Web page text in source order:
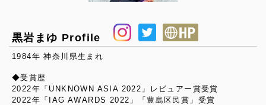
黒岩まゆ Profile
1984年 神奈川県生まれ
◆受賞歴
2022年「UNKNOWN ASIA 2022」レビュアー賞受賞
2022年「IAG AWARDS 2022」「豊島区民賞」受賞